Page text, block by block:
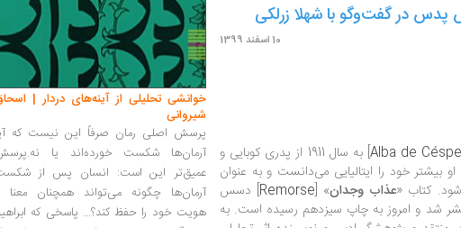
پدس در گفت‌وگو با شهلا زرلکی
10 اسفند 1399
Alba de
] به سال 1911 از پدری کوبایی و
او بیشتر خود را ایتالیایی می‌دانست و به عنوان
کتاب «عذاب وجدان» [
Remorse] دسس
بار منتشر شد و امروز به چاپ سیزدهم رسیده است. به
خوانشی تحلیلی از آینه‌های دردار |
شیروانی
پرسش اصلی رمان صرفاً این نیست که
آرمان‌ها شکست خورده‌اند یا
عمیق‌تر این است: انسان پس از
آرمان‌ها چگونه می‌تواند همچنان معنا
هویت خود را حفظ کند؟... پاسخی که